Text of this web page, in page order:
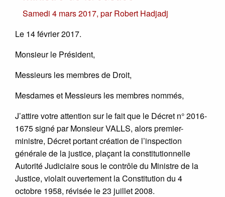
Samedi 4 mars 2017, parRobert Hadjadj
Le 14 février 2017.
Monsieur le Président,
Messieurs les membres de Droit,
Mesdames et Messieurs les membres nommés,
J’attire votre attention sur le fait que le Décret n° 2016-
1675 signé par Monsieur VALLS, alors premier-
ministre, Décret portant création de l’inspection
générale de la justice, plaçant la constitutionnelle
Autorité Judiciaire sous le contrôle du Ministre de la
Justice, violait ouvertement la Constitution du 4
octobre 1958, révisée le 23 juillet 2008.